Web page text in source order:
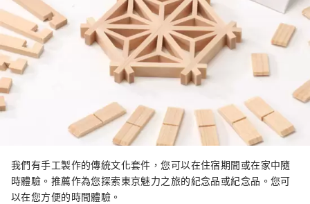
我們有手工製作的傳統文化套件，您可以在住宿期間或在家中隨
時體驗。推薦作為您探索東京魅力之旅的紀念品或紀念品。您可
以在您方便的時間體驗。